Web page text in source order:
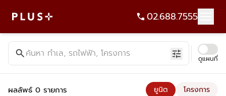
02.688.7555
ค้นหาคอนโด บ้าน ที่ดิน อาคารสำนักงาน ทั้งขายและเช่า - Plus
searchค้นหา ทำเล, รถไฟฟ้า, โครงการ tune ดูแผนที่
ผลลัพธ์ 0 รายการ ยูนิต โครงการ